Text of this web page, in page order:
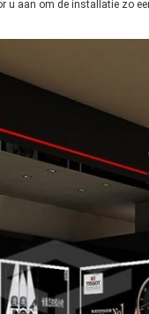
u aan om de installatie zo